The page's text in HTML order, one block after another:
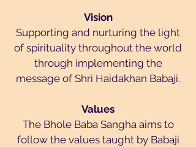
Vision
Supporting and nurturing the light
of spirituality throughout the world
through implementing the
message of Shri Haidakhan Babaji.
Values
The Bhole Baba Sangha aims to
follow the values taught by Babaji